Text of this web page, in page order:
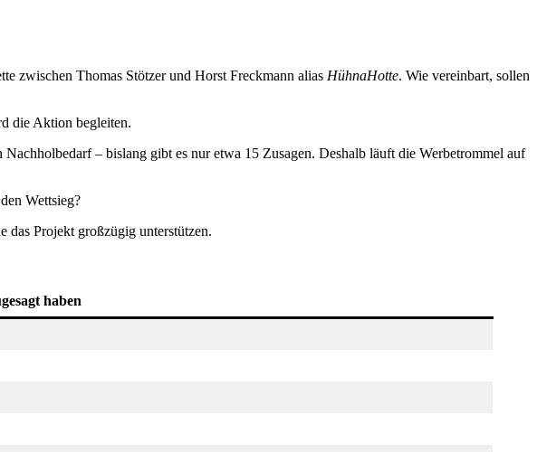
zwischen Thomas Stötzer und Horst Freckmann alias HühnaHotte. Wie vereinbart, sollen
die Aktion begleiten.
– bislang gibt es nur etwa 15 Zusagen. Deshalb läuft die Werbetrommel auf
Wettsieg?
das Projekt großzügig unterstützen.
haben